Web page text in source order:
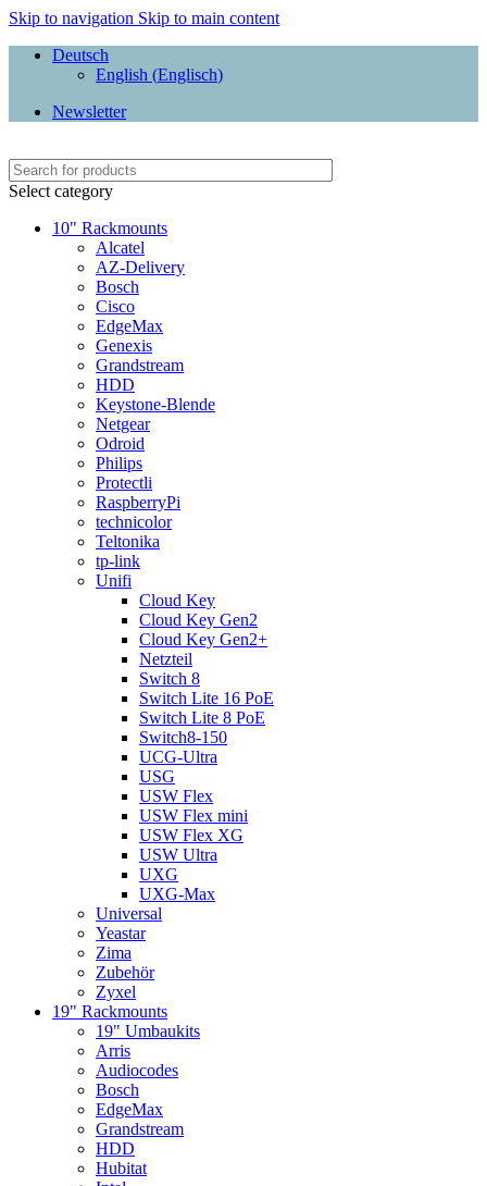
Skip to navigation Skip to main content
Deutsch
English (Englisch)
Newsletter
Select category
10" Rackmounts
Alcatel
AZ-Delivery
Bosch
Cisco
EdgeMax
Genexis
Grandstream
HDD
Keystone-Blende
Netgear
Odroid
Philips
Protectli
RaspberryPi
technicolor
Teltonika
tp-link
Unifi
Cloud Key
Cloud Key Gen2
Cloud Key Gen2+
Netzteil
Switch 8
Switch Lite 16 PoE
Switch Lite 8 PoE
Switch8-150
UCG-Ultra
USG
USW Flex
USW Flex mini
USW Flex XG
USW Ultra
UXG
UXG-Max
Universal
Yeastar
Zima
Zubehör
Zyxel
19" Rackmounts
19" Umbaukits
Arris
Audiocodes
Bosch
EdgeMax
Grandstream
HDD
Hubitat